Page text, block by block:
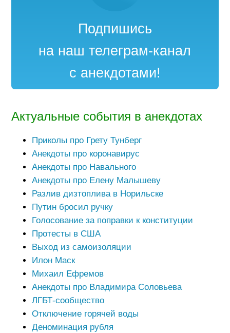
Подпишись
на наш телеграм-канал
с анекдотами!
Актуальные события в анекдотах
Приколы про Грету Тунберг
Анекдоты про коронавирус
Анекдоты про Навального
Анекдоты про Елену Малышеву
Разлив дизтоплива в Норильске
Путин бросил ручку
Голосование за поправки к конституции
Протесты в США
Выход из самоизоляции
Илон Маск
Михаил Ефремов
Анекдоты про Владимира Соловьева
ЛГБТ-сообщество
Отключение горячей воды
Деноминация рубля